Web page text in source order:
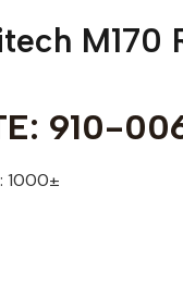
M170
910-
1000±